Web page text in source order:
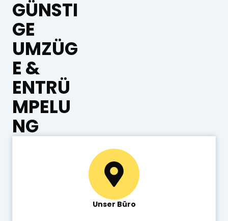
GÜNSTI
GE
UMZÜG
E &
ENTRÜ
MPELU
NG
Unser Büro